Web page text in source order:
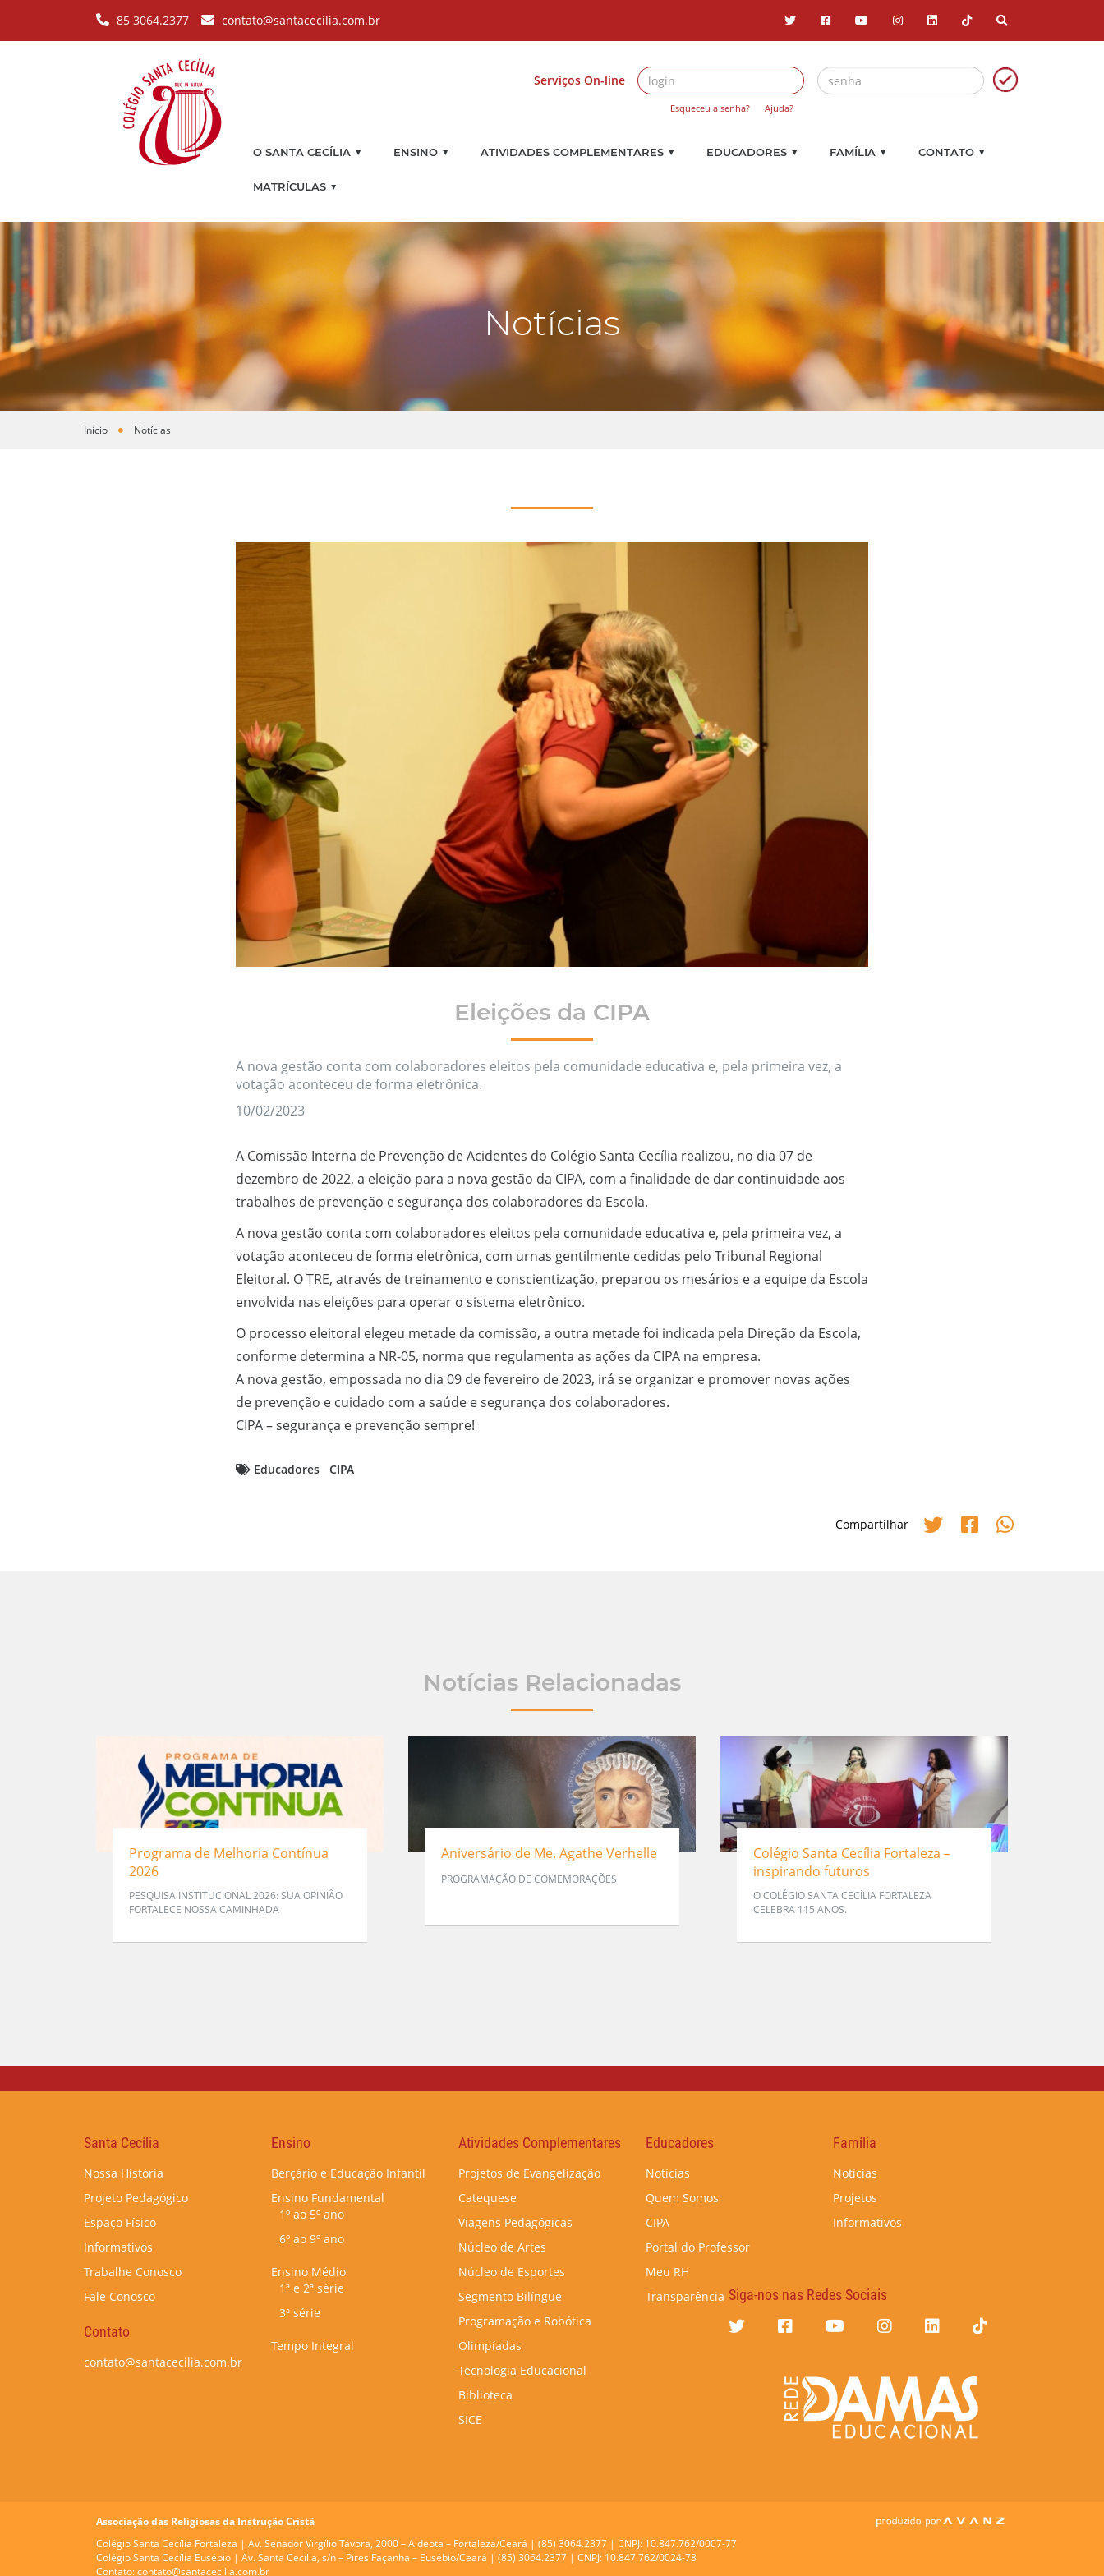
85 3064.2377 contato@santacecilia.com.br
Serviços On-line
Esqueceu a senha? Ajuda?
O SANTA CECÍLIA ▼ ENSINO ▼ ATIVIDADES COMPLEMENTARES ▼ EDUCADORES ▼ FAMÍLIA ▼ CONTATO ▼
MATRÍCULAS ▼
Notícias
Você está aqui
Início Notícias
Eleições da CIPA
A nova gestão conta com colaboradores eleitos pela comunidade educativa e, pela primeira vez, a
votação aconteceu de forma eletrônica.
10/02/2023
A Comissão Interna de Prevenção de Acidentes do Colégio Santa Cecília realizou, no dia 07 de
dezembro de 2022, a eleição para a nova gestão da CIPA, com a finalidade de dar continuidade aos
trabalhos de prevenção e segurança dos colaboradores da Escola.
A nova gestão conta com colaboradores eleitos pela comunidade educativa e, pela primeira vez, a
votação aconteceu de forma eletrônica, com urnas gentilmente cedidas pelo Tribunal Regional
Eleitoral. O TRE, através de treinamento e conscientização, preparou os mesários e a equipe da Escola
envolvida nas eleições para operar o sistema eletrônico.
O processo eleitoral elegeu metade da comissão, a outra metade foi indicada pela Direção da Escola,
conforme determina a NR-05, norma que regulamenta as ações da CIPA na empresa.
A nova gestão, empossada no dia 09 de fevereiro de 2023, irá se organizar e promover novas ações
de prevenção e cuidado com a saúde e segurança dos colaboradores.
CIPA – segurança e prevenção sempre!
Educadores CIPA
Compartilhar
Notícias Relacionadas
Programa de Melhoria Contínua
2026
PESQUISA INSTITUCIONAL 2026: SUA OPINIÃO
FORTALECE NOSSA CAMINHADA
Aniversário de Me. Agathe Verhelle
PROGRAMAÇÃO DE COMEMORAÇÕES
Colégio Santa Cecília Fortaleza –
inspirando futuros
O COLÉGIO SANTA CECÍLIA FORTALEZA
CELEBRA 115 ANOS.
Santa Cecília
Nossa História
Projeto Pedagógico
Espaço Físico
Informativos
Trabalhe Conosco
Fale Conosco
Contato
contato@santacecilia.com.br
Ensino
Berçário e Educação Infantil
Ensino Fundamental
1º ao 5º ano
6º ao 9º ano
Ensino Médio
1ª e 2ª série
3ª série
Tempo Integral
Atividades Complementares
Projetos de Evangelização
Catequese
Viagens Pedagógicas
Núcleo de Artes
Núcleo de Esportes
Segmento Bilíngue
Programação e Robótica
Olimpíadas
Tecnologia Educacional
Biblioteca
SICE
Educadores
Notícias
Quem Somos
CIPA
Portal do Professor
Meu RH
Transparência
Família
Notícias
Projetos
Informativos
Siga-nos nas Redes Sociais
Associação das Religiosas da Instrução Cristã
Colégio Santa Cecília Fortaleza | Av. Senador Virgílio Távora, 2000 – Aldeota – Fortaleza/Ceará | (85) 3064.2377 | CNPJ: 10.847.762/0007-77
Colégio Santa Cecília Eusébio | Av. Santa Cecília, s/n – Pires Façanha – Eusébio/Ceará | (85) 3064.2377 | CNPJ: 10.847.762/0024-78
Contato:contato@santacecilia.com.br